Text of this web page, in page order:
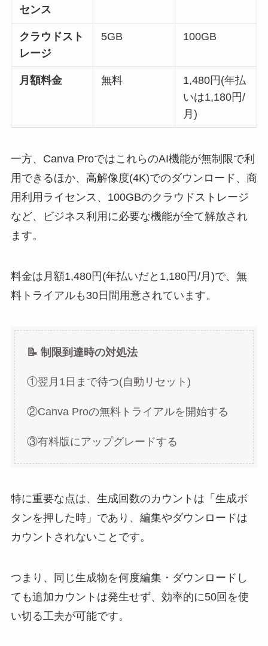
センス
クラウドスト
レージ
5GB 100GB
月額料金 無料
1,480円(年払
いは1,180円/
月)
一方、Canva ProではこれらのAI機能が無制限で利
用できるほか、高解像度(4K)でのダウンロード、商
用利用ライセンス、100GBのクラウドストレージ
など、ビジネス利用に必要な機能が全て解放され
ます。
料金は月額1,480円(年払いだと1,180円/月)で、無
料トライアルも30日間用意されています。
📝 制限到達時の対処法
①翌月1日まで待つ(自動リセット)
②Canva Proの無料トライアルを開始する
③有料版にアップグレードする
特に重要な点は、生成回数のカウントは「生成ボ
タンを押した時」であり、編集やダウンロードは
カウントされないことです。
つまり、同じ生成物を何度編集・ダウンロードし
ても追加カウントは発生せず、効率的に50回を使
い切る工夫が可能です。